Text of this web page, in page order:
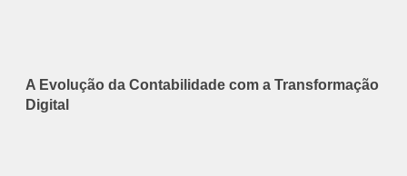
A Evolução da Contabilidade com a Transformação
Digital